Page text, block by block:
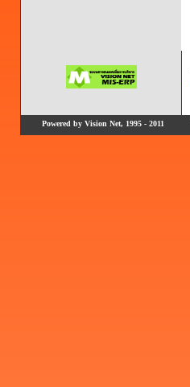
Powered by Vision Net, 1995 - 2011